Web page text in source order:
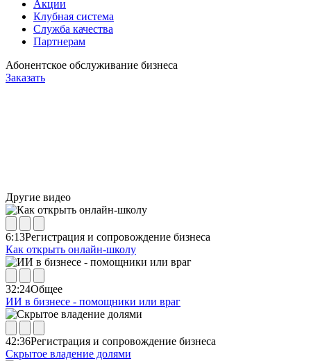
Акции
Клубная система
Служба качества
Партнерам
Абонентское обслуживание бизнеса
Заказать
Другие видео
6:13Регистрация и сопровождение бизнеса
Как открыть онлайн-школу
32:24Общее
ИИ в бизнесе - помощники или враг
42:36Регистрация и сопровождение бизнеса
Скрытое владение долями